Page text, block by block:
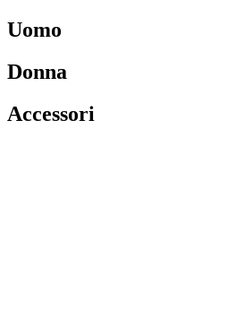
Uomo
Donna
Accessori